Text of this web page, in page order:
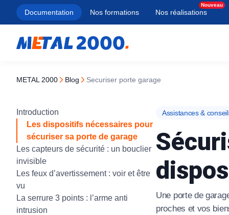
Documentation Nos formations Nos réalisations
À lames pleines
À lames micro-perforées
À lames transparentes
Grille extensible
Rideau
Porte rapide
Équipement
Porte coupe-
Porte enroulable
Porte basculante
Porte coulissante latérale
Coulissant
Tous nos
Motorisé
Rénovation
Traditionnel
Ouverture
Serrure
Ouverture
METAL 2000 blog Securiser porte garage
Introduction
Les dispositifs nécessaires pour
sécuriser sa porte de garage
Les capteurs de sécurité : un bouclier
invisible
Les feux d’avertissement : voir et être
vu
La serrure 3 points : l’arme anti
intrusion
Assistances &
Une porte de
proches et vos